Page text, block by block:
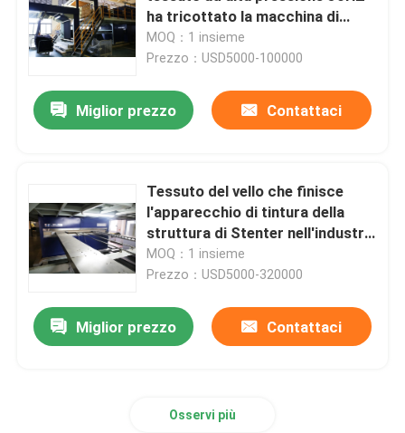
ha tricottato la macchina di
Stenter dell'aria calda del
tessuto
MOQ：1 insieme
Prezzo：USD5000-100000
Miglior prezzo Contattaci
Tessuto del vello che finisce
l'apparecchio di tintura della
struttura di Stenter nell'industria
tessile
MOQ：1 insieme
Prezzo：USD5000-320000
Miglior prezzo Contattaci
Osservi più